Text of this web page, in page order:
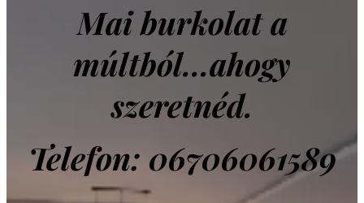
Mai burkolat a
múltból...ahogy
szeretnéd.
Telefon: 06706061589